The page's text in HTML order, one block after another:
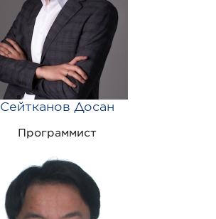
Сейтканов Досан
Программист